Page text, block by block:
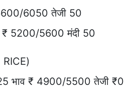
6050 तेजी 50
₹ 5200/5600 मंदी 50
RICE)
भाव ₹ 4900/5500 तेजी ₹0